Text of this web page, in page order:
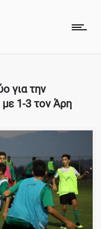
για την
1-3 τον Άρη